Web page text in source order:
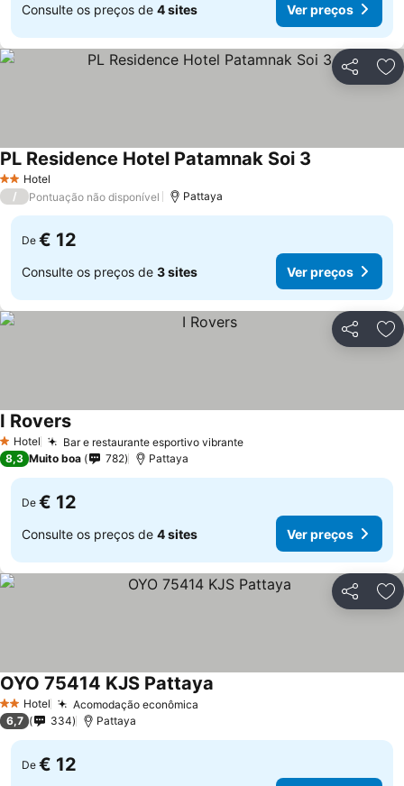
Consulte os preços de 4 sites Ver preços
Partilhar
2 Estrelas
Hotel
PL Residence Hotel Patamnak Soi 3
/ Pontuação não disponível Pattaya
De € 12
Consulte os preços de 3 sites Ver preços
Partilhar
1 Estrelas
Hotel Bar e restaurante esportivo vibrante
I Rovers
8,3 Muito boa 782 Pattaya
De € 12
Consulte os preços de 4 sites Ver preços
Partilhar
2 Estrelas
Hotel Acomodação econômica
OYO 75414 KJS Pattaya
6,7 334 Pattaya
De € 12